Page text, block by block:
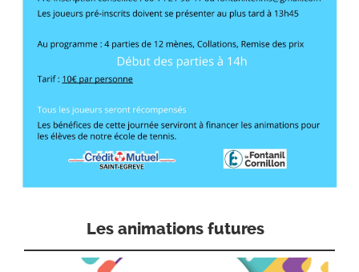
Les animations futures